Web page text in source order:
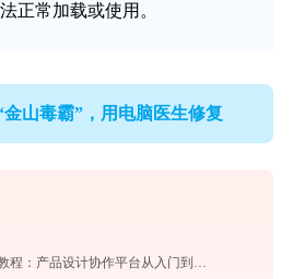
正常加载或使用。
山毒霸”，用电脑医生修复
墨刀MockingBot使用教程：产品设计协作平台从入门到精通